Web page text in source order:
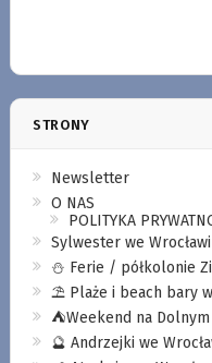
STRONY
Newsletter
O NAS
POLITYKA
Sylwester we
⛄️ Ferie / półkolonie
⛱️ Plaże i beach bary
⛺️Weekend na
🔮 Andrzejki we